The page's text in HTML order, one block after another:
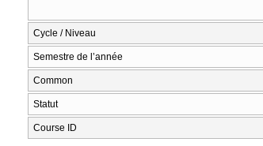
Cycle / Niveau
Semestre de l’année
Common
Statut
Course ID